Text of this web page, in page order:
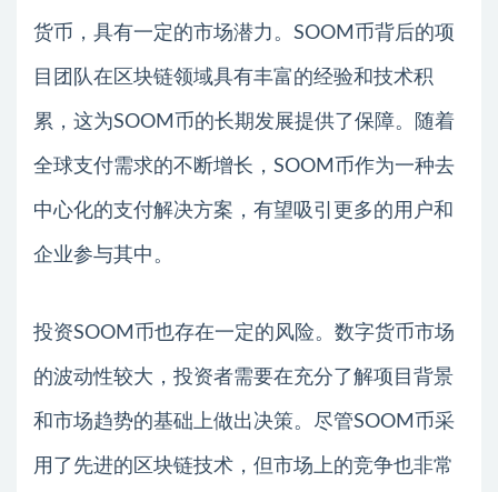
货币，具有一定的市场潜力。SOOM币背后的项
目团队在区块链领域具有丰富的经验和技术积
累，这为SOOM币的长期发展提供了保障。随着
全球支付需求的不断增长，SOOM币作为一种去
中心化的支付解决方案，有望吸引更多的用户和
企业参与其中。
投资SOOM币也存在一定的风险。数字货币市场
的波动性较大，投资者需要在充分了解项目背景
和市场趋势的基础上做出决策。尽管SOOM币采
用了先进的区块链技术，但市场上的竞争也非常